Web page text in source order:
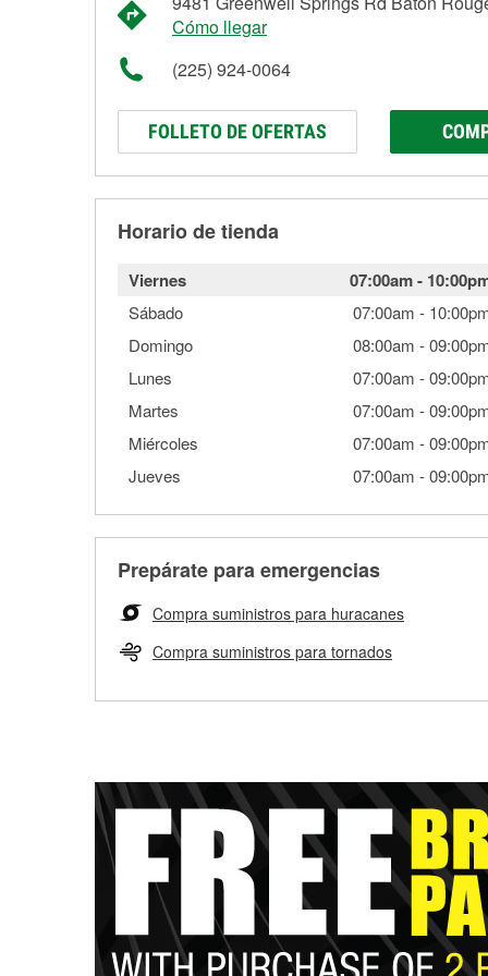
Cómo llegar
(225) 924-0064
FOLLETO DE OFERTAS
Horario de tienda
Viernes 07:00am-
Sábado 07:00am -
Domingo
08:00am -
Lunes
07:00am -
Martes
07:00am -
Miércoles
07:00am -
Jueves
07:00am -
Prepárate para emergencias
Compra suministros para huracanes
Compra suministros para tornados